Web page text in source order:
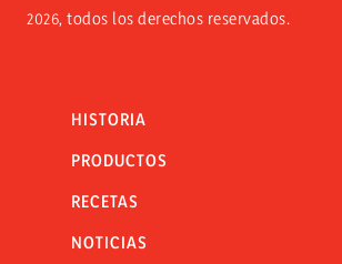
2026, todos los derechos reservados.
HISTORIA
PRODUCTOS
RECETAS
NOTICIAS